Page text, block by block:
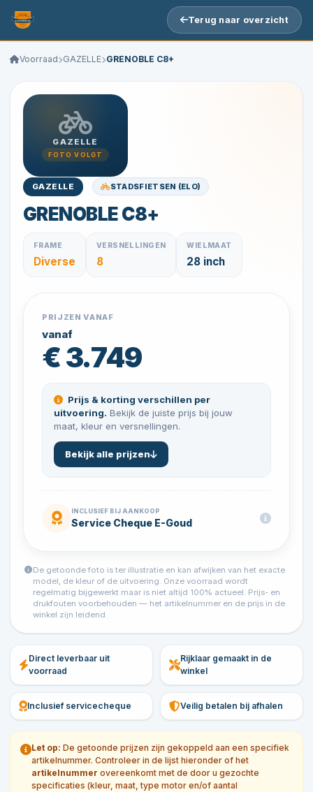
Terug naar overzicht
Voorraad GAZELLE GRENOBLE C8+
GAZELLE
FOTO VOLGT
GAZELLE STADSFIETSEN (ELO)
GRENOBLE C8+
FRAME
Diverse
VERSNELLINGEN
8
WIELMAAT
28 inch
PRIJZEN VANAF
vanaf
€ 3.749
Prijs & korting verschillen per
uitvoering. Bekijk de juiste prijs bij jouw
maat, kleur en versnellingen.
Bekijk alle prijzen
INCLUSIEF BIJ AANKOOP
Service Cheque E-Goud
De getoonde foto is ter illustratie en kan afwijken van het exacte
model, de kleur of de uitvoering. Onze voorraad wordt
regelmatig bijgewerkt maar is niet altijd 100% actueel. Prijs- en
drukfouten voorbehouden — het artikelnummer en de prijs in de
winkel zijn leidend.
Direct leverbaar uit
voorraad
Rijklaar gemaakt in de
winkel
Inclusief servicecheque Veilig betalen bij afhalen
Let op: De getoonde prijzen zijn gekoppeld aan een specifiek
artikelnummer. Controleer in de lijst hieronder of het
artikelnummer overeenkomt met de door u gezochte
specificaties (kleur, maat, type motor en/of aantal